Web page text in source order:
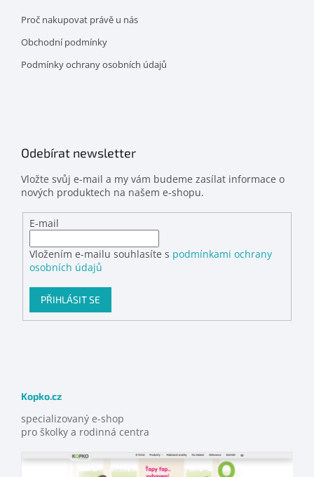
Proč nakupovat právě u nás
Obchodní podmínky
Podmínky ochrany osobních údajů
Odebírat newsletter
Vložte svůj e-mail a my vám budeme zasílat informace o
nových produktech na našem e-shopu.
E-mail
Vložením e-mailu souhlasíte s podmínkami ochrany
osobních údajů
PŘIHLÁSIT SE
Kopko.cz
specializovaný e-shop
pro školky a rodinná centra